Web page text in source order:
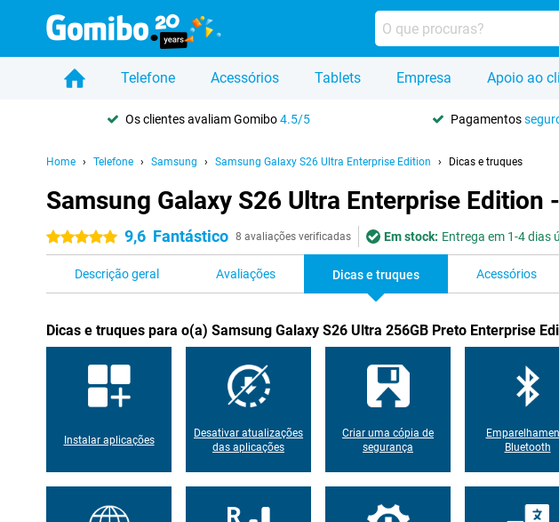
Telefone Acessórios Tablets Empresa Apoio ao
Os clientes avaliam Gomibo4.5/5 Pagamentos
Home Telefone Samsung Samsung Galaxy S26 Ultra Enterprise Edition Dicas e truques
Samsung Galaxy S26 Ultra Enterprise Edition
5 estrelas 9,6 Fantástico 8 avaliações verificadas Em stock: Entrega em 1-4 dias
Descrição geral Avaliações Dicas e truques Acessórios
Dicas e truques para o(a) Samsung Galaxy S26 Ultra 256GB Preto Enterprise
Instalar aplicações
Desativar atualizações
das aplicações
Criar uma cópia de
segurança
Bluetooth